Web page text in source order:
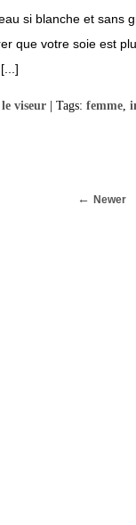
si blanche et sans
que votre soie est
viseur | Tags: femme
Newer